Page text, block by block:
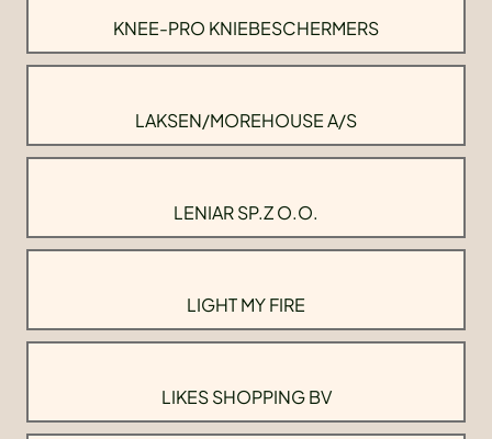
KNEE-PRO KNIEBESCHERMERS
LAKSEN/MOREHOUSE A/S
LENIAR SP.Z O.O.
LIGHT MY FIRE
LIKES SHOPPING BV